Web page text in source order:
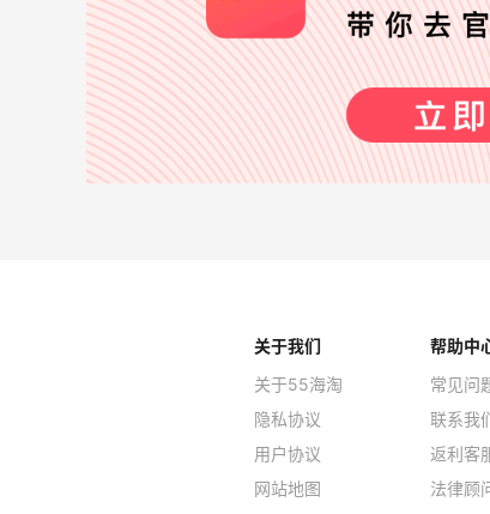
关于我们
关于55海淘
隐私协议
用户协议
网站地图
帮助中
常见问
联系我
返利客
法律顾